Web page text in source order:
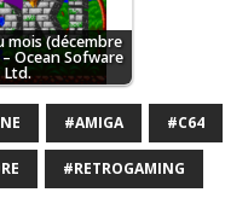
mois (décembre
Ocean Sofware
Ltd.
#AMIGA #C64
#RETROGAMING